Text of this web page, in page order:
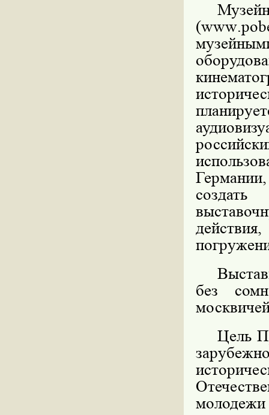
(www.
создать
без
Цель
молодежи